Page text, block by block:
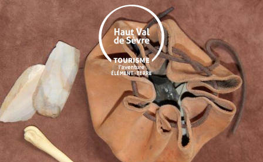
Aller
au
contenu
principal